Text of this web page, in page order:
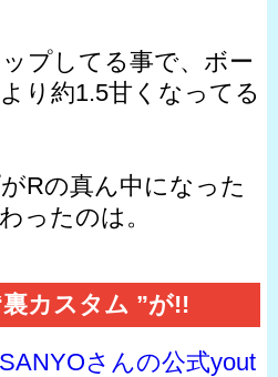
プしてる事で、ボー
り約1.5甘くなってる
Rの真ん中になった
ったのは。
カスタム ”が!!
SANYOさんの公式yout